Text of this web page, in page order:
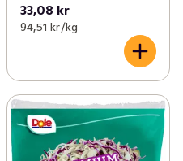
33,08 kr
94,51 kr /kg